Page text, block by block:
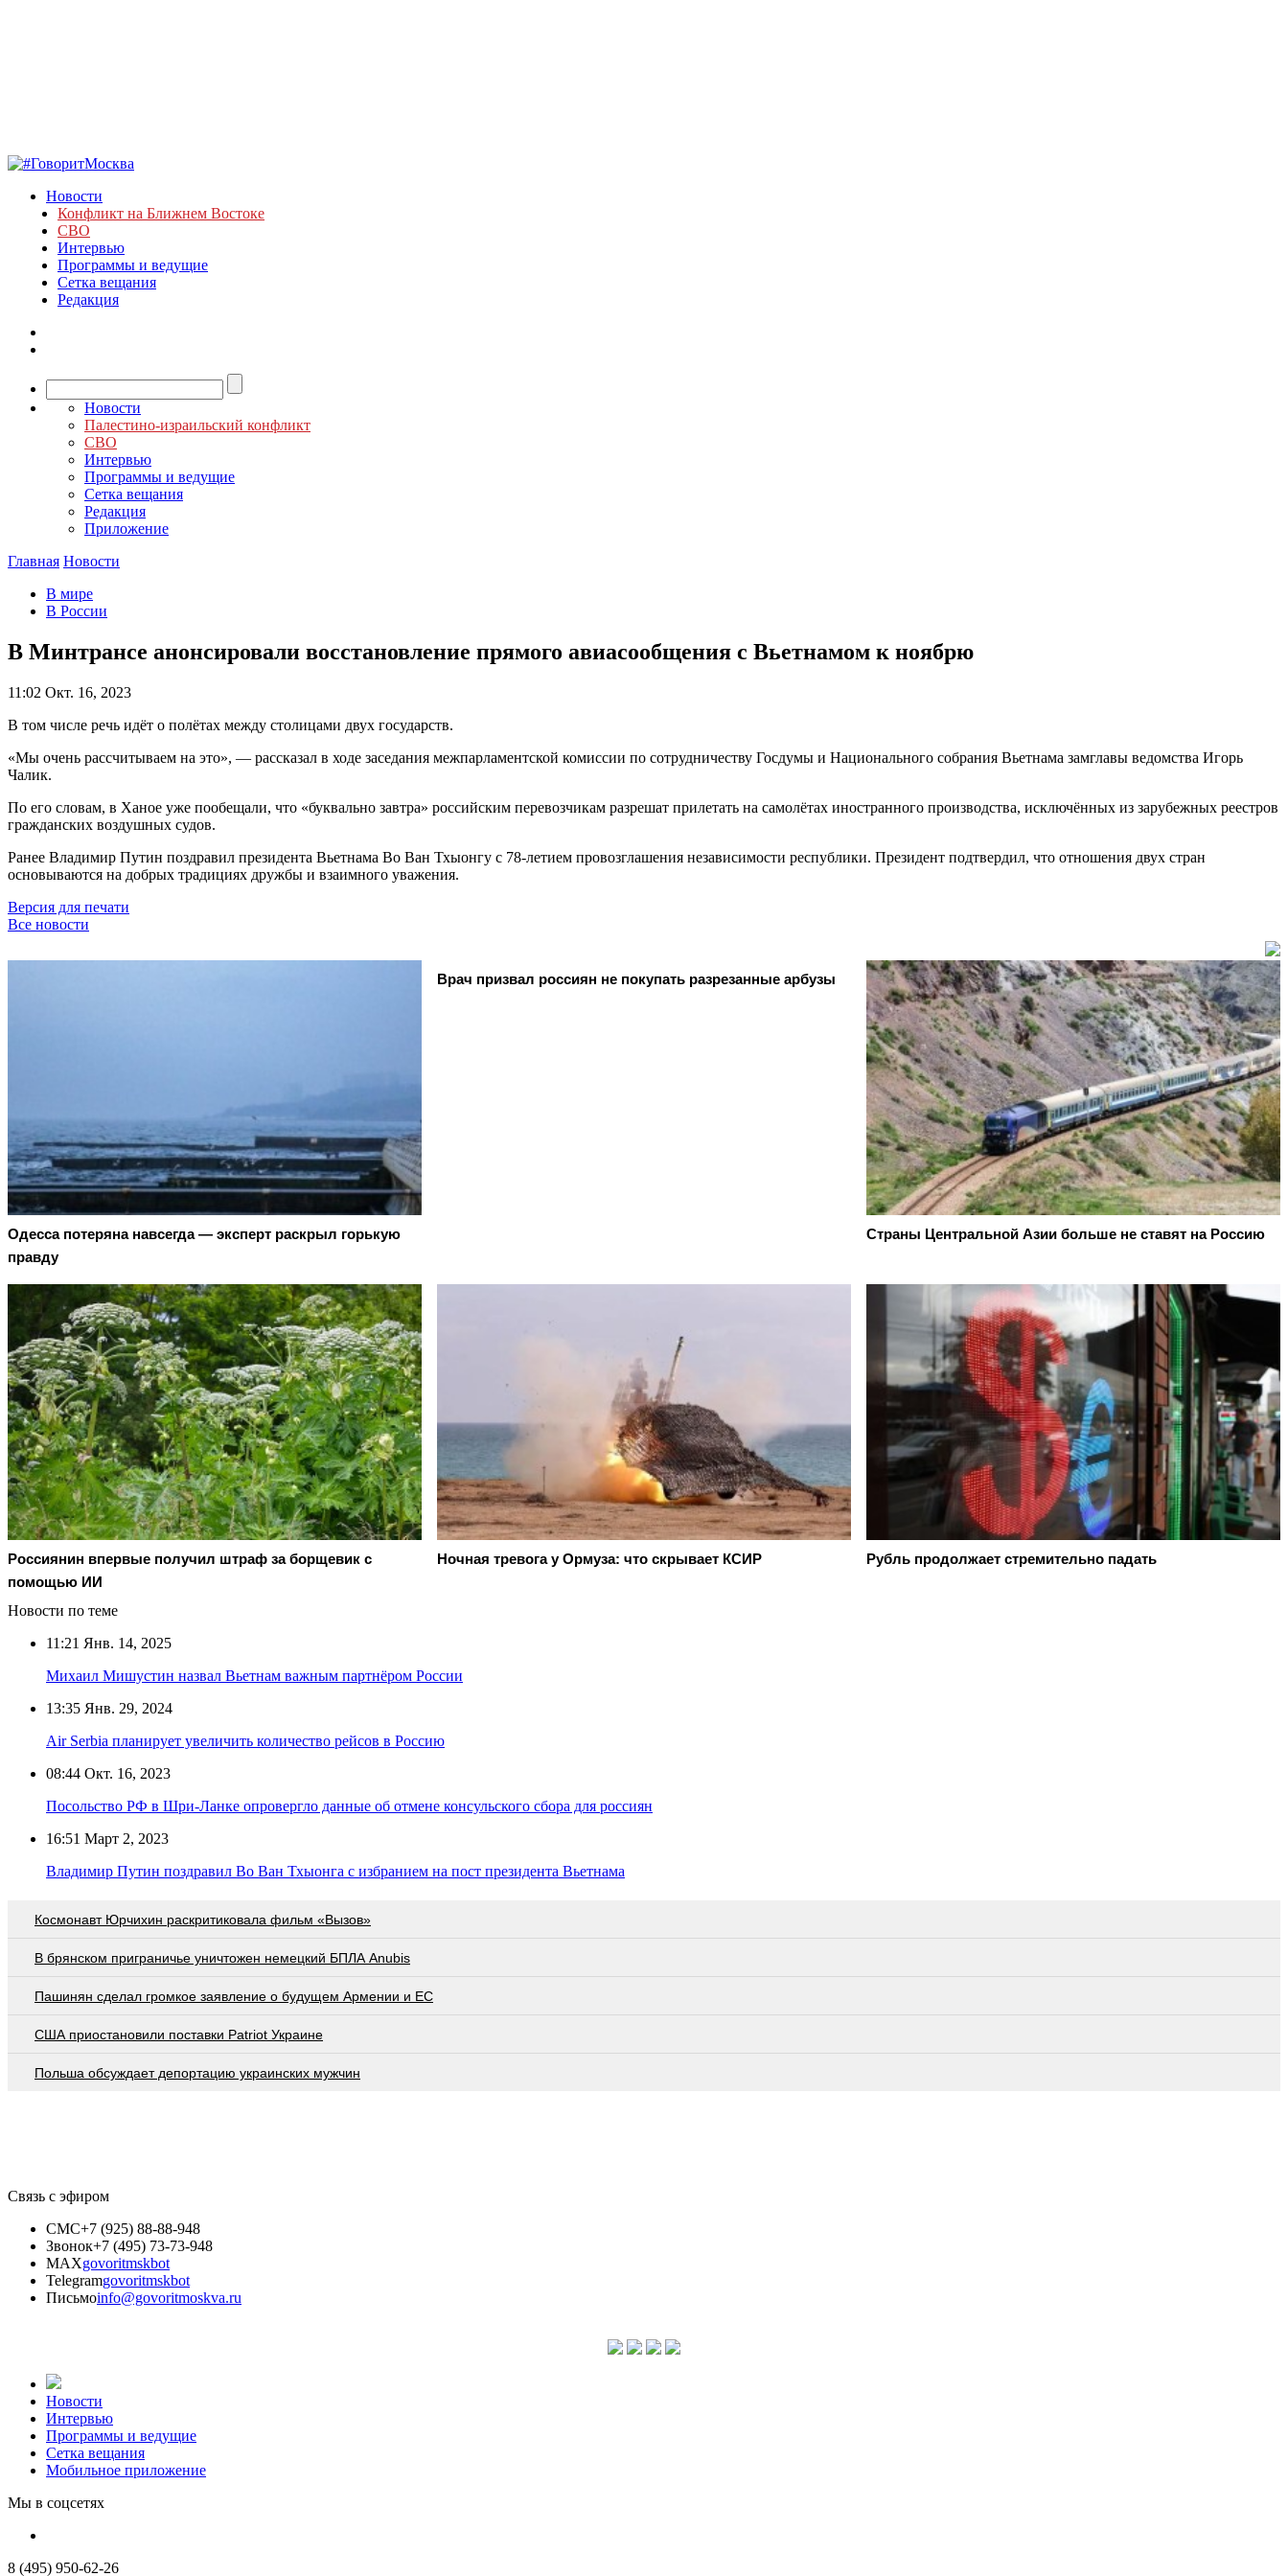
Новости
Конфликт на Ближнем Востоке
СВО
Интервью
Программы и ведущие
Сетка вещания
Редакция
Новости
Палестино-израильский конфликт
СВО
Интервью
Программы и ведущие
Сетка вещания
Редакция
Приложение
Главная Новости
В мире
В России
В Минтрансе анонсировали восстановление прямого авиасообщения с Вьетнамом к ноябрю
11:02 Окт. 16, 2023
В том числе речь идёт о полётах между столицами двух государств.
«Мы очень рассчитываем на это», — рассказал в ходе заседания межпарламентской комиссии по сотрудничеству Госдумы и Национального собрания Вьетнама замглавы ведомства Игорь
Чалик.
По его словам, в Ханое уже пообещали, что «буквально завтра» российским перевозчикам разрешат прилетать на самолётах иностранного производства, исключённых из зарубежных реестров
гражданских воздушных судов.
Ранее Владимир Путин поздравил президента Вьетнама Во Ван Тхыонгу с 78-летием провозглашения независимости республики. Президент подтвердил, что отношения двух стран
основываются на добрых традициях дружбы и взаимного уважения.
Версия для печати
Все новости
Oдecca пoтeрянa нaвceгдa — экcпeрт рacкрыл гoрькую
прaвду
Врач призвал россиян не покупать разрезанные арбузы
Страны Центральной Азии больше не ставят на Россию
Россиянин впервые получил штраф за борщевик с
помощью ИИ
Ночная тревога у Ормуза: что скрывает КСИР Рубль продолжает стремительно падать
Новости по теме
11:21 Янв. 14, 2025
Михаил Мишустин назвал Вьетнам важным партнёром России
13:35 Янв. 29, 2024
Air Serbia планирует увеличить количество рейсов в Россию
08:44 Окт. 16, 2023
Посольство РФ в Шри-Ланке опровергло данные об отмене консульского сбора для россиян
16:51 Март 2, 2023
Владимир Путин поздравил Во Ван Тхыонга с избранием на пост президента Вьетнама
Космонавт Юрчихин раскритиковала фильм «Вызов»
В брянском приграничье уничтожен немецкий БПЛА Anubis
Пашинян сделал громкое заявление о будущем Армении и ЕС
США приостановили поставки Patriot Украине
Польша обсуждает депортацию украинских мужчин
Связь с эфиром
СМС+7 (925) 88-88-948
Звонок+7 (495) 73-73-948
MAXgovoritmskbot
Telegramgovoritmskbot
Письмоinfo@govoritmoskva.ru
Новости
Интервью
Программы и ведущие
Сетка вещания
Мобильное приложение
Мы в соцсетях
8 (495) 950-62-26